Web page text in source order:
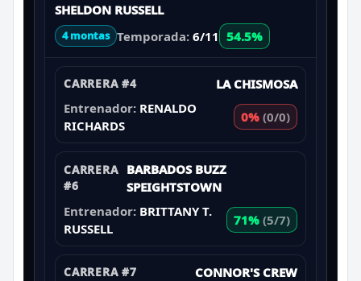
SHELDON RUSSELL
4 montas Temporada: 6/11 54.5%
CARRERA #4
LA CHISMOSA
Entrenador: RENALDO
RICHARDS
0% (0/0)
CARRERA
#6
BARBADOS BUZZ
SPEIGHTSTOWN
Entrenador: BRITTANY T.
RUSSELL
71% (5/7)
CARRERA #7
CONNOR'S CREW